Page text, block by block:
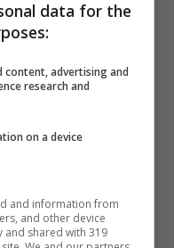
in fondo e
scoprire la
data for the
content, advertising and
research and
on a device
and information from
and other device
and shared with 319